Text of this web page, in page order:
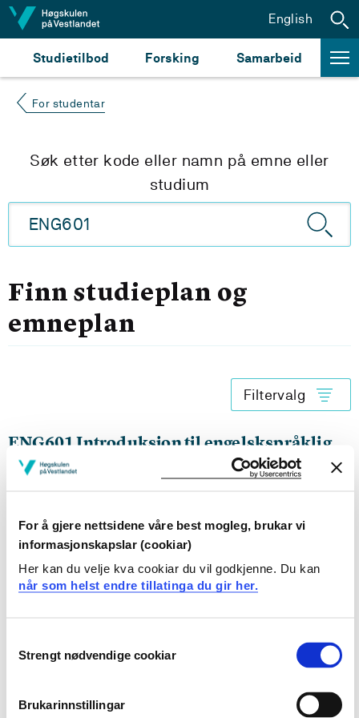
For å gjere nettsidene våre best mogleg, brukar vi
informasjonskapslar (cookiar)
Her kan du velje kva cookiar du vil godkjenne. Du kan
når som helst endre tillatinga du gir her.
Selection
Strengt nødvendige cookiar
Brukarinnstillingar
Hopp til innhald
Studietilbod Forsking Samarbeid
English
For studentar
Søk etter kode eller namn på emne eller
studium
Finn studieplan og
emneplan
Filtervalg
ENG601 Introduksjon til engelskspråklig
litteratur, historie og kultur
ENG601 Introduksjon til engelskspråklig
litteratur, historie og kultur
ENG601 Introduksjon til engelskspråklig
litteratur, historie og kultur